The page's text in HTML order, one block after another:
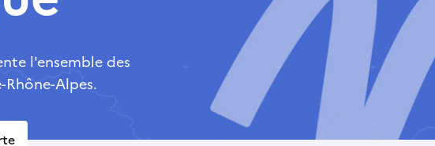
l'ensemble des
Alpes.